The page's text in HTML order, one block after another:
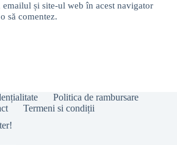
emailul și site-ul web în acest navigator
să comentez.
Politica de rambursare
Termeni si condiții